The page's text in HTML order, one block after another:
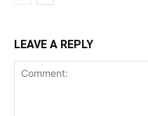
LEAVE A REPLY